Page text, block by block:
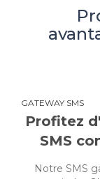
GATEWAY SMS
Profitez
SMS
Notre SMS